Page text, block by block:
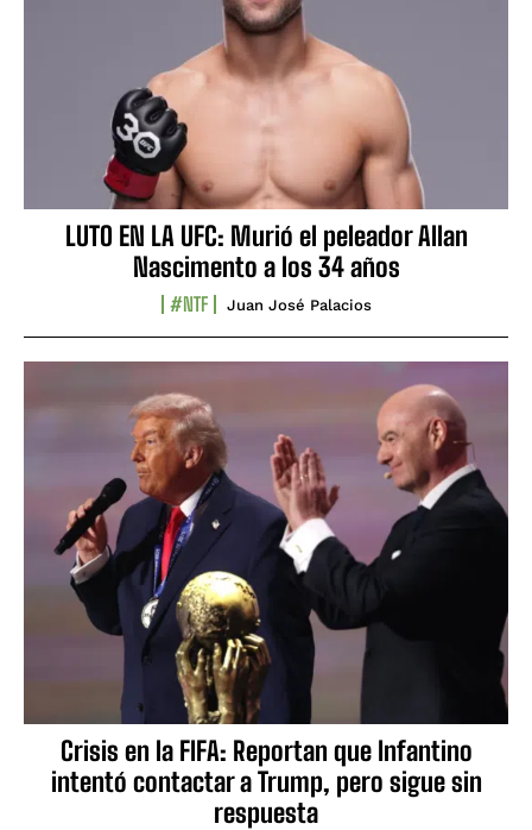
LUTO EN LA UFC: Murió el peleador Allan
Nascimento a los 34 años
#NTF Juan José Palacios
Crisis en la FIFA: Reportan que Infantino
intentó contactar a Trump, pero sigue sin
respuesta